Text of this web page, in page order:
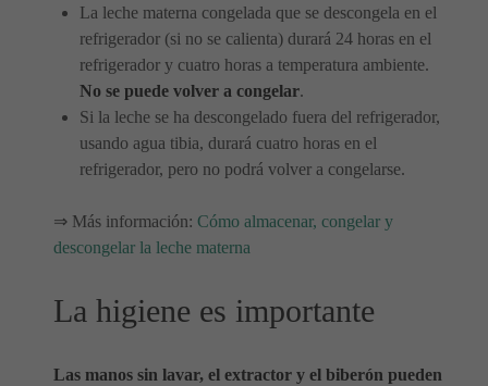
La leche materna congelada que se descongela en el
refrigerador (si no se calienta) durará 24 horas en el
refrigerador y cuatro horas a temperatura ambiente.
No se puede volver a congelar.
Si la leche se ha descongelado fuera del refrigerador,
usando agua tibia, durará cuatro horas en el
refrigerador, pero no podrá volver a congelarse.
⇒ Más información: Cómo almacenar, congelar y
descongelar la leche materna
La higiene es importante
Las manos sin lavar, el extractor y el biberón pueden